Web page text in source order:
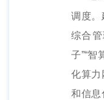
调度。
综合
子”“智
化算力
和信息